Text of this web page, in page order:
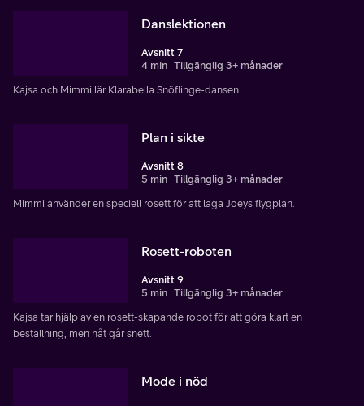
Danslektionen
Avsnitt 7
4 min Tillgänglig 3+ månader
Kajsa och Mimmi lär Klarabella Snöflinge-dansen.
Plan i sikte
Avsnitt 8
5 min Tillgänglig 3+ månader
Mimmi använder en speciell rosett för att laga Joeys flygplan.
Rosett-roboten
Avsnitt 9
5 min Tillgänglig 3+ månader
Kajsa tar hjälp av en rosett-skapande robot för att göra klart en
beställning, men nåt går snett.
Mode i nöd